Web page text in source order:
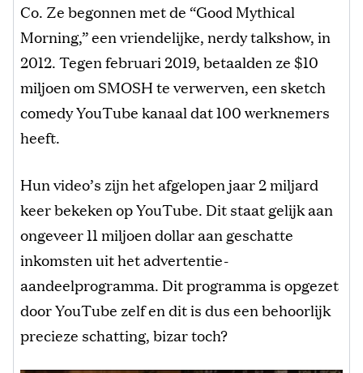
Co. Ze begonnen met de “Good Mythical
Morning,” een vriendelijke, nerdy talkshow, in
2012. Tegen februari 2019, betaalden ze $10
miljoen om SMOSH te verwerven, een sketch
comedy YouTube kanaal dat 100 werknemers
heeft.
Hun video’s zijn het afgelopen jaar 2 miljard
keer bekeken op YouTube. Dit staat gelijk aan
ongeveer 11 miljoen dollar aan geschatte
inkomsten uit het advertentie-
aandeelprogramma. Dit programma is opgezet
door YouTube zelf en dit is dus een behoorlijk
precieze schatting, bizar toch?